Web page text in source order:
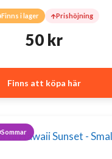
Finns i lager Prishöjning
50 kr
Finns att köpa här
Sommar